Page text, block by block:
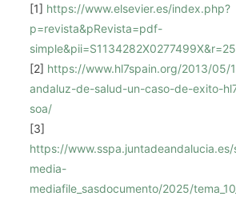
[1] https://www.elsevier.es/index.php?
p=revista&pRevista=pdf-
[2] https://www.hl7spain.org/2013/05/
andaluz-de-salud-un-caso-de-exito-
soa/
[3]
https://
media-
mediafile_sasdocumento/2025/